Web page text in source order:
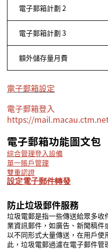
電子郵箱計劃2
電子郵箱計劃3
額外儲存量月費
電子郵箱設定
電子郵箱登入
https://
電子郵箱功能圖文包
綜合管理登入設備
單一賬戶管理
雙重認證
設定電子郵件轉發
防止垃圾郵件服務
垃圾電郵是指一些傳送給眾多
業資訊郵件，如廣告、新聞稿
以不同形式大量傳送，在用戶
此，垃圾電郵過濾在電子郵件管